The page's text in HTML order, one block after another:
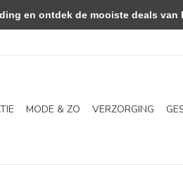
MODE & ZO VERZORGING
en ontdek de mooiste deals van